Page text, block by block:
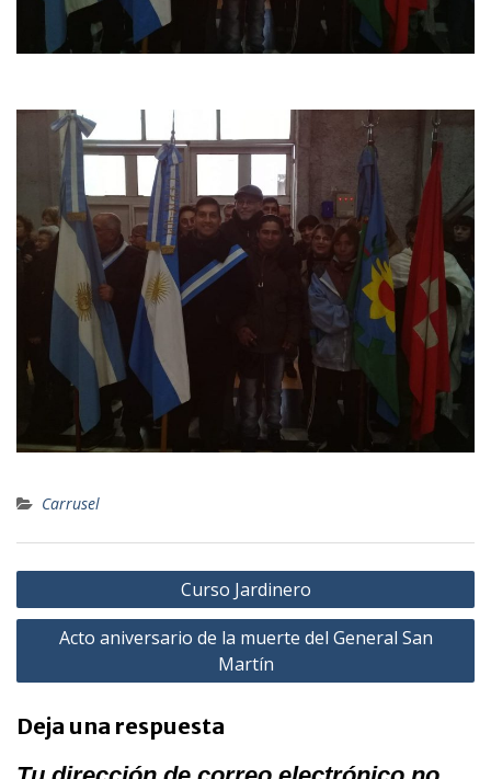
Carrusel
Navegación
de
entradas
Curso Jardinero
Acto aniversario de la muerte del General San
Martín
Deja una respuesta